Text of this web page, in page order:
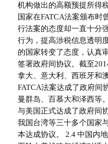
机构做出的高额预提所得
国家在FATCA法案颁布时
行法案的态度却一直十分
行为，提高涉税信息透明
的国家转变了态度，认真
签署政府间协议。截至
拿大、意大利、西班牙和
FATCA法案达成了政府间
曼群岛、百慕大和泽西等
与美国正式达成了政府间
我国台湾等三十多个国家
本达成协议。 2.4 中国内